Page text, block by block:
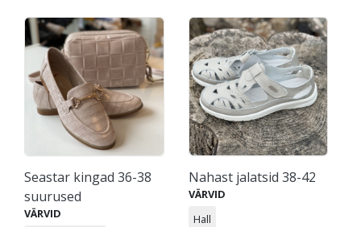
Seastar kingad 36-38
suurused
VÄRVID
Nahast jalatsid 38-42
VÄRVID
Hall